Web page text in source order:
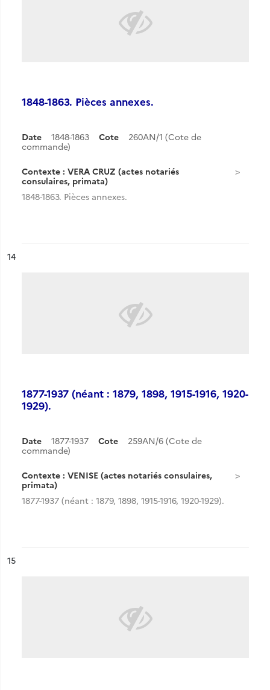
1848-1863. Pièces annexes.
Date 1848-1863 Cote
260AN/1 (Cote de
commande)
Contexte : VERA CRUZ (actes notariés
consulaires, primata)
1848-1863. Pièces annexes.
n°
14
1877-1937 (néant : 1879, 1898, 1915-1916, 1920-
1929).
Date 1877-1937 Cote
259AN/6 (Cote de
commande)
Contexte : VENISE (actes notariés consulaires,
primata)
1877-1937 (néant : 1879, 1898, 1915-1916, 1920-1929).
n°
15